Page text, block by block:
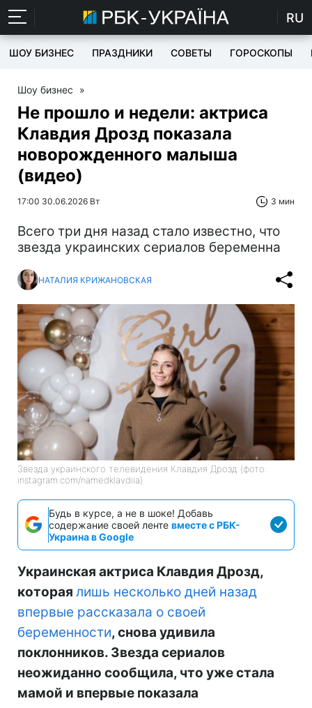
RU
ШОУ БИЗНЕС ПРАЗДНИКИ СОВЕТЫ ГОРОСКОПЫ
Шоу бизнес »
Не прошло и недели: актриса
Клавдия Дрозд показала
новорожденного малыша
(видео)
17:00 30.06.2026 Вт 3 мин
Всего три дня назад стало известно, что
звезда украинских сериалов беременна
НАТАЛИЯ КРИЖАНОВСКАЯ
Звезда украинского телевидения Клавдия Дрозд (фото:
instagram.com/namedklavdiia)
Будь в курсе, а не в шоке! Добавь
содержание своей ленте вместе с РБК-
Украина в Google
Украинская актриса Клавдия Дрозд,
которая лишь несколько дней назад
впервые рассказала о своей
беременности, снова удивила
поклонников. Звезда сериалов
неожиданно сообщила, что уже стала
мамой и впервые показала